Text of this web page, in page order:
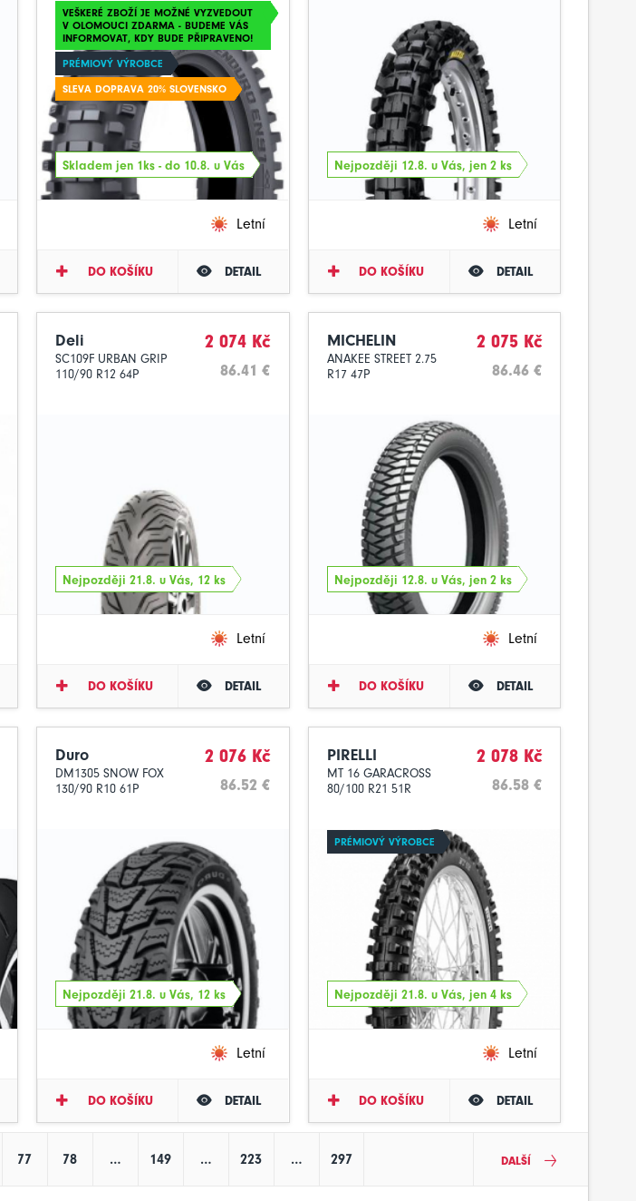
VEŠKERÉ ZBOŽÍ JE MOŽNÉ VYZVEDOUT
V OLOMOUCI ZDARMA - BUDEME VÁS
INFORMOVAT, KDY BUDE PŘIPRAVENO!
PRÉMIOVÝ VÝROBCE
SLEVA DOPRAVA 20% SLOVENSKO
Skladem jen 1ks - do 10.8. u Vás
Letní
DO KOŠÍKU DETAIL
Nejpozději 12.8. u Vás, jen 2 ks
Letní
DO KOŠÍKU DETAIL
Deli
SC109F URBAN GRIP
110/90 R12 64P
2 074 Kč
86.41 €
Nejpozději 21.8. u Vás, 12 ks
Letní
DO KOŠÍKU DETAIL
MICHELIN
ANAKEE STREET 2.75
R17 47P
2 075 Kč
86.46 €
Nejpozději 12.8. u Vás, jen 2 ks
Letní
DO KOŠÍKU DETAIL
Duro
DM1305 SNOW FOX
130/90 R10 61P
2 076 Kč
86.52 €
Nejpozději 21.8. u Vás, 12 ks
Letní
DO KOŠÍKU DETAIL
PIRELLI
MT 16 GARACROSS
80/100 R21 51R
2 078 Kč
86.58 €
PRÉMIOVÝ VÝROBCE
Nejpozději 21.8. u Vás, jen 4 ks
Letní
DO KOŠÍKU DETAIL
77 78 … 149 … 223 … 297 DALŠÍ